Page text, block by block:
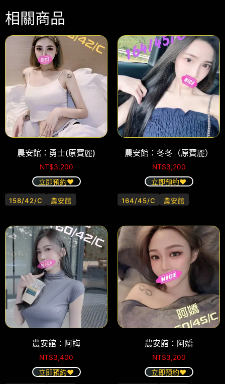
相關商品
農安館：勇士(原寶麗)
NT$3,200
立即預約❤️
158/42/C 農安館 .
農安館：冬冬（原寶麗）
NT$3,200
立即預約❤️
164/45/C 農安館 .
農安館：阿梅
NT$3,400
立即預約❤️
農安館：阿嬌
NT$3,200
立即預約❤️